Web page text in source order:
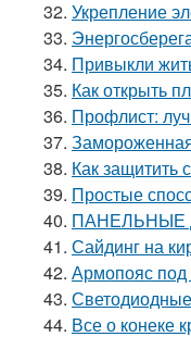
32. Укрепление
33.
34. Привыкли
35. Как открыть
36. Профлист:
37.
38. Как защитить
39. Простые
40. ПАНЕЛЬНЫЕ
41. Сайдинг на
42. Армопояс
43.
44. Все о конеке